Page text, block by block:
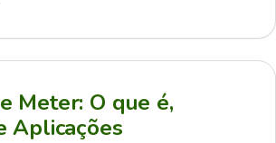
Meter: O que é,
Aplicações